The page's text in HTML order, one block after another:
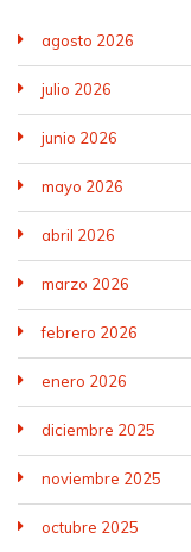
agosto 2026
julio 2026
junio 2026
mayo 2026
abril 2026
marzo 2026
febrero 2026
enero 2026
diciembre 2025
noviembre 2025
octubre 2025